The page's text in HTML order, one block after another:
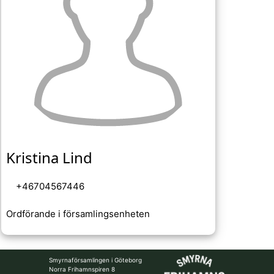
Kristina Lind
+46704567446
Ordförande i församlingsenheten
Smyrnaförsamlingen i Göteborg
Norra Frihamnspiren 8